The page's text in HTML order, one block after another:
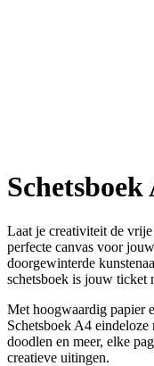
Schetsboek
Laat je creativiteit de
perfecte canvas voor
doorgewinterde
schetsboek is jouw ticket
Met hoogwaardig papier
Schetsboek A4
doodlen en meer, elke
creatieve uitingen.